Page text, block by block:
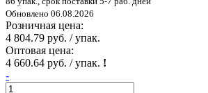
Обновлено 06.08.2026
Розничная цена:
4 804.79 руб. / упак.
Оптовая цена:
4 660.64 руб. / упак. !
-